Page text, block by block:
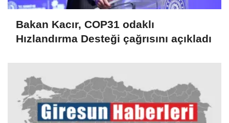
Bakan Kacır, COP31 odaklı
Hızlandırma Desteği çağrısını açıkladı